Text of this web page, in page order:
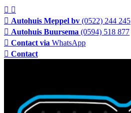
Autohuis Meppel bv (0522) 244 245
Autohuis Buursema (0594) 518 877
Contact via WhatsApp
Contact